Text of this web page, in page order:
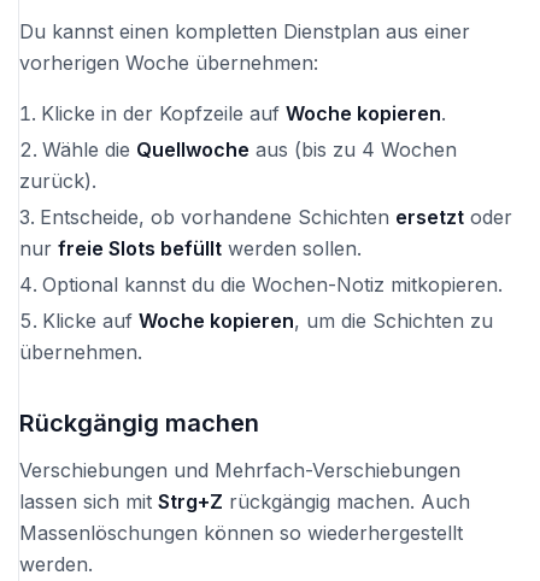
Du kannst einen kompletten Dienstplan aus einer
vorherigen Woche übernehmen:
Klicke in der Kopfzeile auf Woche kopieren.
Wähle die Quellwoche aus (bis zu 4 Wochen
zurück).
Entscheide, ob vorhandene Schichten ersetzt oder
nur freie Slots befüllt werden sollen.
Optional kannst du die Wochen-Notiz mitkopieren.
Klicke auf Woche kopieren, um die Schichten zu
übernehmen.
Rückgängig machen
Verschiebungen und Mehrfach-Verschiebungen
lassen sich mit Strg+Z rückgängig machen. Auch
Massenlöschungen können so wiederhergestellt
werden.